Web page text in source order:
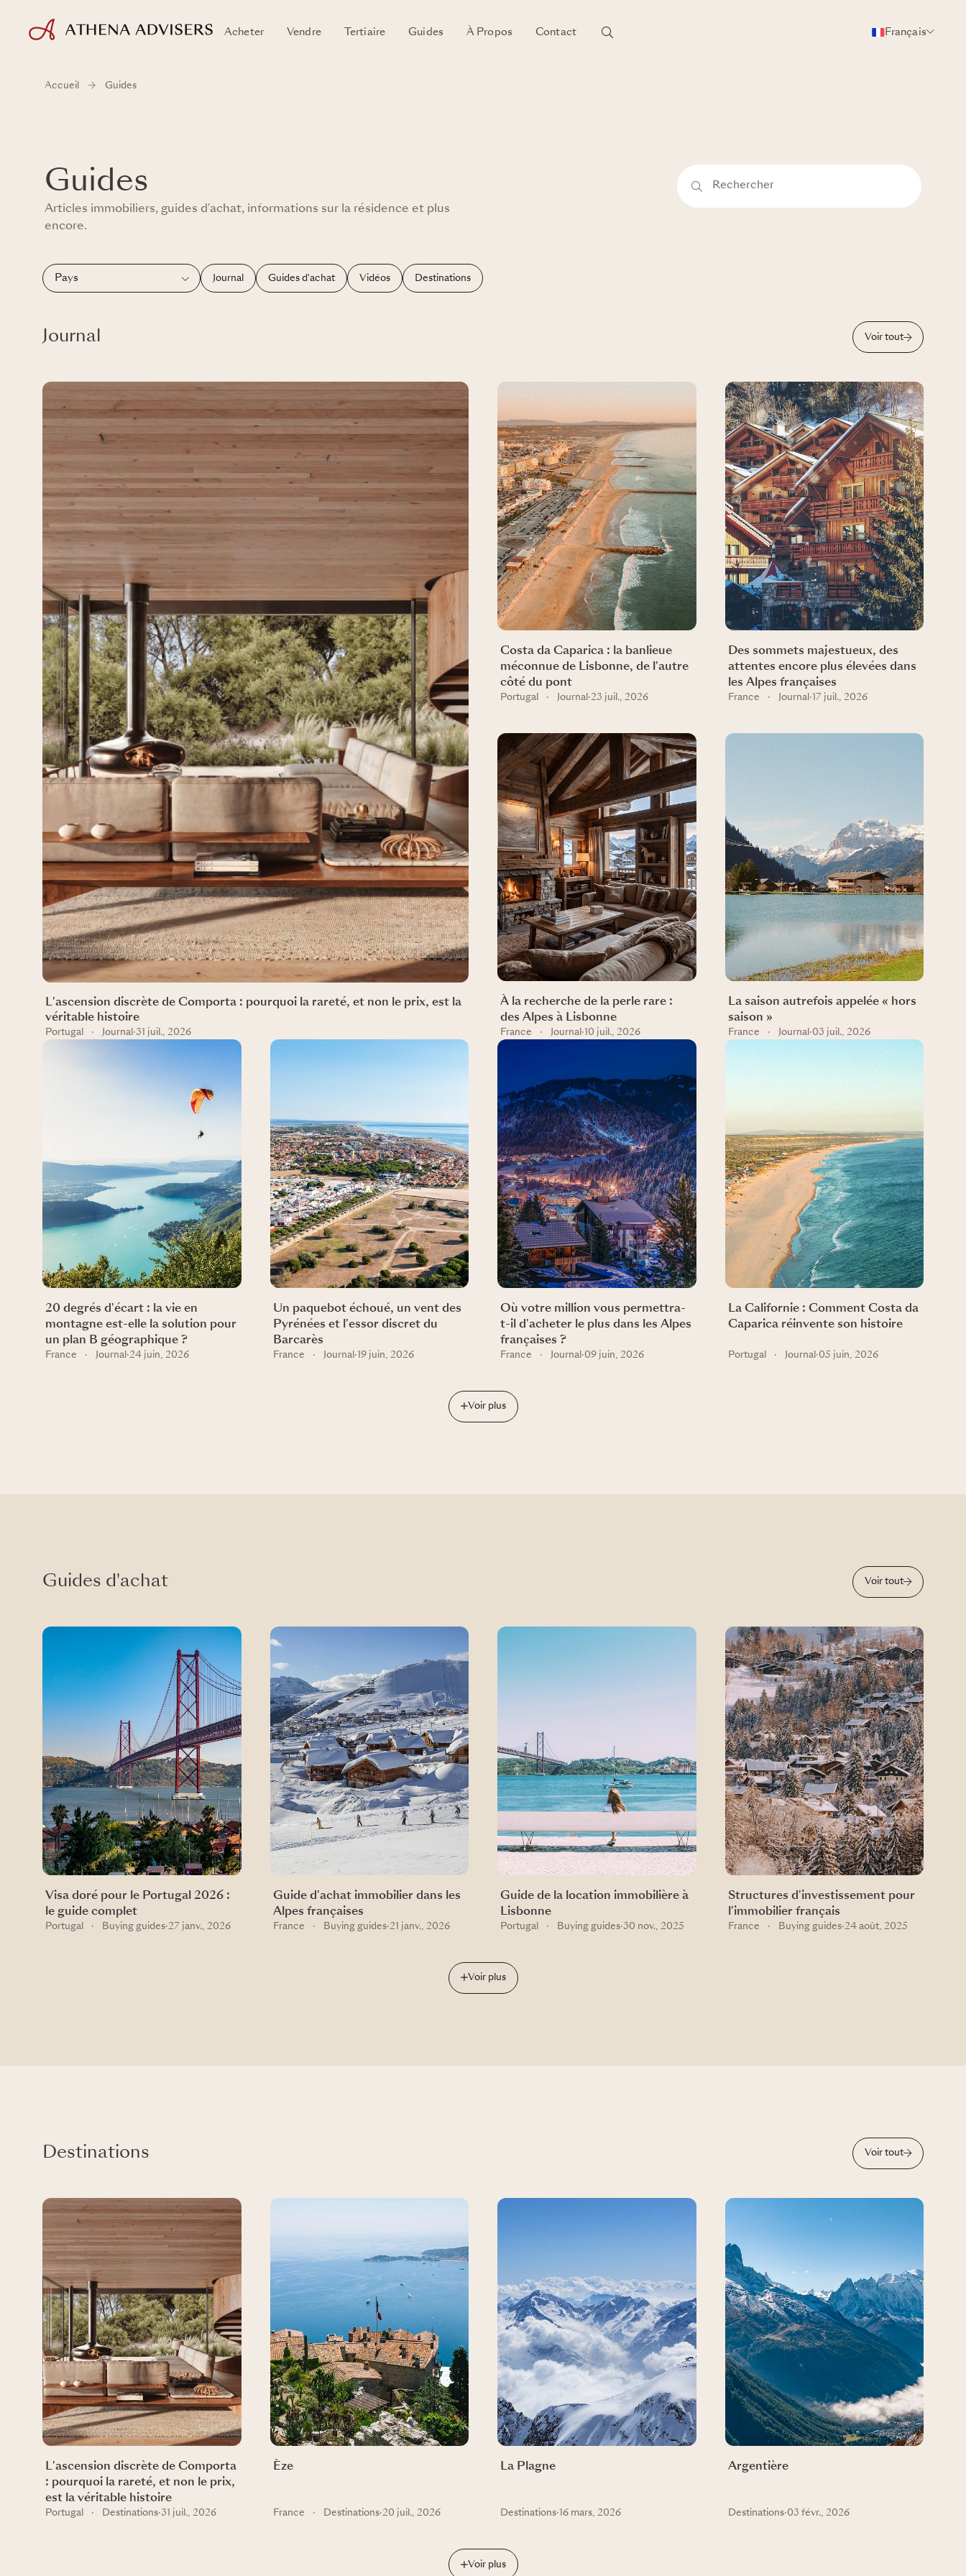
Acheter Vendre Tertiaire Guides À Propos Contact Français
Accueil Guides
Guides
Articles immobiliers, guides d'achat, informations sur la résidence et plus
encore.
Journal Guides d'achat Vidéos Destinations
Journal Voir tout
L'ascension discrète de Comporta : pourquoi la rareté, et non le prix, est la
véritable histoire
Portugal · Journal ·31 juil., 2026
Costa da Caparica : la banlieue
méconnue de Lisbonne, de l'autre
côté du pont
Portugal · Journal ·23 juil., 2026
Des sommets majestueux, des
attentes encore plus élevées dans
les Alpes françaises
France · Journal ·17 juil., 2026
À la recherche de la perle rare :
des Alpes à Lisbonne
France · Journal · 10 juil., 2026
La saison autrefois appelée « hors
saison »
France · Journal ·03 juil., 2026
20 degrés d'écart : la vie en
montagne est-elle la solution pour
un plan B géographique ?
France · Journal ·24 juin, 2026
Un paquebot échoué, un vent des
Pyrénées et l'essor discret du
Barcarès
France · Journal ·19 juin, 2026
Où votre million vous permettra-
t-il d'acheter le plus dans les Alpes
françaises ?
France · Journal ·09 juin, 2026
La Californie : Comment Costa da
Caparica réinvente son histoire
Portugal · Journal ·05 juin, 2026
Voir plus
Guides d'achat Voir tout
Visa doré pour le Portugal 2026 :
le guide complet
Portugal · Buying guides·27 janv., 2026
Guide d'achat immobilier dans les
Alpes françaises
France · Buying guides·21 janv., 2026
Guide de la location immobilière à
Lisbonne
Portugal · Buying guides·30 nov., 2025
Structures d'investissement pour
l'immobilier français
France · Buying guides·24 août, 2025
Voir plus
Destinations Voir tout
L'ascension discrète de Comporta
: pourquoi la rareté, et non le prix,
est la véritable histoire
Portugal · Destinations·31 juil., 2026
Èze
France · Destinations·20 juil., 2026
La Plagne
Destinations· 16 mars, 2026
Argentière
Destinations·03 févr., 2026
Voir plus